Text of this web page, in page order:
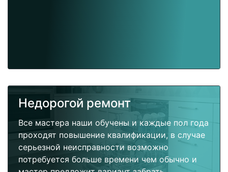
Недорогой ремонт
Все мастера наши обучены и каждые пол года
проходят повышение квалификации, в случае
серьезной неисправности возможно
потребуется больше времени чем обычно и